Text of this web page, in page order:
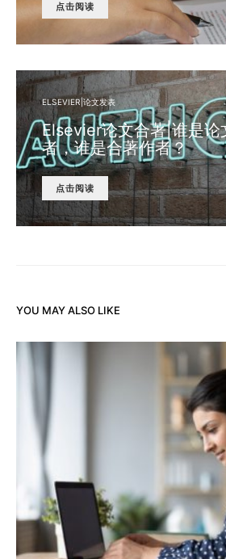
点击阅读
ELSEVIER|论文发表
Elsevier论文合著|谁是论
者，谁是合著作者？
点击阅读
YOU MAY ALSO LIKE